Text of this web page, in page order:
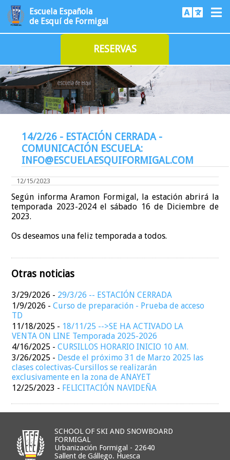
Escuela Española
de Esquí de Formigal
RESERVAS
14/2/26 - ESTACIÓN CERRADA -
COMUNICACIÓN ESCUELA:
INFO@ESCUELAESQUIFORMIGAL.COM
12/15/2023
Según informa Aramon Formigal, la estación abrirá la
temporada 2023-2024 el sábado 16 de Diciembre de
2023.
Os deseamos una feliz temporada a todos.
Otras noticias
3/29/2026 - 29/3/26 -- ESTACIÓN CERRADA
1/9/2026 -Curso de preparación - Prueba de acceso
TD
11/18/2025 - 18/11/25 -->SE HA ACTIVADO LA
VENTA ON LINE Temporada 2025-2026
4/16/2025 -CURSILLOS HORARIO INICIO 10 AM.
3/26/2025 - Desde el próximo 31 de Marzo 2025 las
clases colectivas-Cursillos se realizarán
exclusivamente en la zona de ANAYET
12/25/2023 - FELICITACIÓN NAVIDEÑA
SCHOOL OF SKI AND SNOWBOARD
FORMIGAL
Urbanización Formigal - 22640
Sallent de Gállego. Huesca